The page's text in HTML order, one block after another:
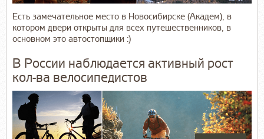
Есть замечательное место в Новосибирске (Академ), в
котором двери открыты для всех путешественников, в
основном это автостопщики :)
В России наблюдается активный рост
кол-ва велосипедистов